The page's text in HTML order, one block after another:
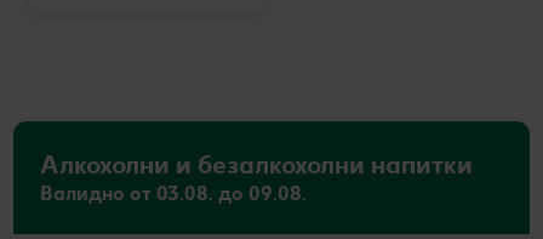
Алкохолни и безалкохолни напитки
Валидно от 03.08. до 09.08.